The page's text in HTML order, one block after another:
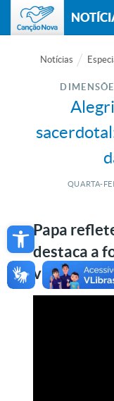
Open toolbar
Notícias
QUARTA-
Papa
destaca a
vida